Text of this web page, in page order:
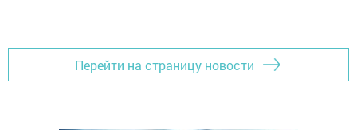
Перейти на страницу новости